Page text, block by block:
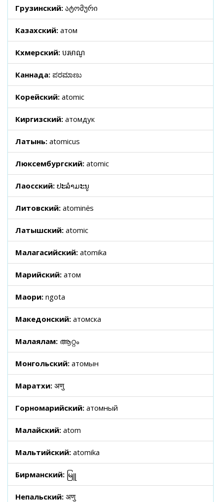
Грузинский: ატომური
Казахский: атом
Кхмерский: បរមាណូ
Каннада: ಪರಮಾಣು
Корейский: atomic
Киргизский: атомдук
Латынь: atomicus
Люксембургский: atomic
Лаосский: ປະລໍາມະນູ
Литовский: atominės
Латышский: atomic
Малагасийский: atomika
Марийский: атом
Маори: ngota
Македонский: атомска
Малаялам: ആറ്റം
Монгольский: атомын
Маратхи: अणु
Горномарийский: атомный
Малайский: atom
Мальтийский: atomika
Бирманский: မြူ
Непальский: अणु